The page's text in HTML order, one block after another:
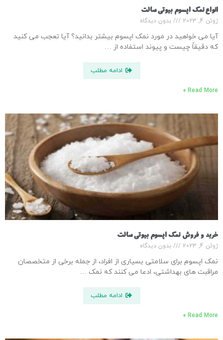
انواع نمک اپسوم بیوتی سالت
ژوئن 4, 2023 بدون دیدگاه
آیا می خواهید در مورد نمک اپسوم بیشتر بدانید؟ آیا تعجب می کنید
که دقیقاً چیست و پیوند استفاده از …
ادامه مطلب
Read More »
خرید و فروش نمک اپسوم بیوتی سالت
ژوئن 4, 2023 بدون دیدگاه
نمک اپسوم برای سلامتی بسیاری از افراد، از جمله برخی از متخصصان
مراقبت های بهداشتی، ادعا می کنند که نمک …
ادامه مطلب
Read More »